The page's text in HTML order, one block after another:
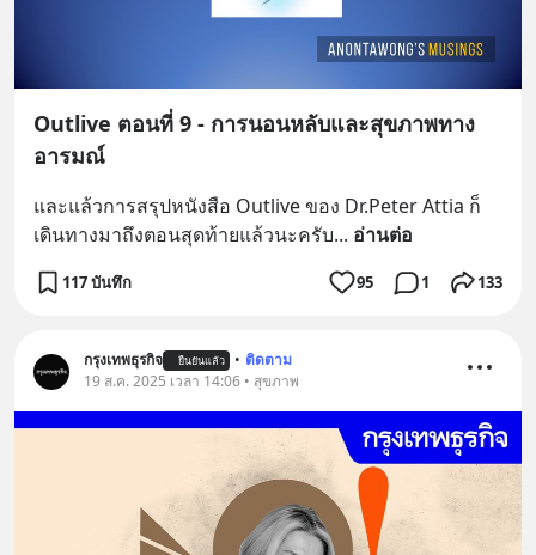
Outlive ตอนที่ 9 - การนอนหลับและสุขภาพทาง
อารมณ์
และแล้วการสรุปหนังสือ Outlive ของ Dr.Peter Attia ก็
เดินทางมาถึงตอนสุดท้ายแล้วนะครับ... อ่านต่อ
117 บันทึก 95 1 133
กรุงเทพธุรกิจ ยืนยันแล้ว • ติดตาม
19 ส.ค. 2025 เวลา 14:06 • สุขภาพ